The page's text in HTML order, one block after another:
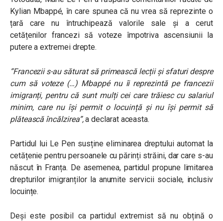
Kylian Mbappé, în care spunea că nu vrea să reprezinte o
țară care nu întruchipează valorile sale și a cerut
cetățenilor francezi să voteze împotriva ascensiunii la
putere a extremei drepte.
“Francezii s-au săturat să primească lecții și sfaturi despre
cum să voteze (…) Mbappé nu îi reprezintă pe francezii
imigranți, pentru că sunt mulți cei care trăiesc cu salariul
minim, care nu își permit o locuință și nu își permit să
plătească încălzirea”,a declarat aceasta.
Partidul lui Le Pen susține eliminarea dreptului automat la
cetățenie pentru persoanele cu părinți străini, dar care s-au
născut în Franța. De asemenea, partidul propune limitarea
drepturilor imigranților la anumite servicii sociale, inclusiv
locuințe.
Deși este posibil ca partidul extremist să nu obțină o